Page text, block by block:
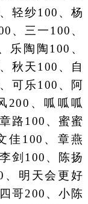
轻纱100、杨
、三一100、
乐陶陶100、
秋天100、自
可乐100、阿
200、呱呱呱
路100、蜜蜜
佳100、章燕
剑100、陈扬
、明天会更好
哥200、小陈